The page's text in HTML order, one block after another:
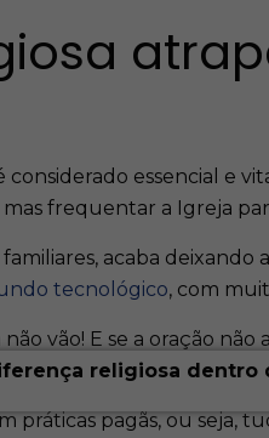
considerado essencial e
frequentar a Igreja
acaba
tecnológico, com
vão! E se a oração
religiosa dentro
práticas pagãs, ou seja,